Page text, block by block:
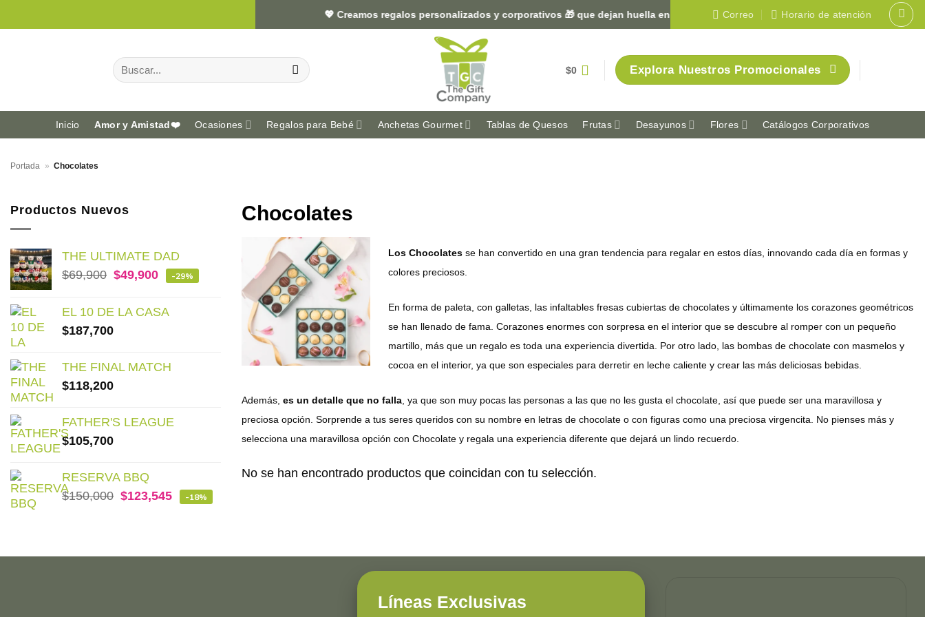
al
💖 Creamos regalos personalizados y corporativos 🎁 que dejan huella en Colombia 🇨🇴Correo Horario de atención
Buscar
por:
$0 Explora Nuestros Promocionales
Inicio Amor y Amistad❤️ Ocasiones Regalos para Bebé Anchetas Gourmet Tablas de Quesos Frutas Desayunos Flores Catálogos Corporativos
Portada » Chocolates
Productos Nuevos
THE ULTIMATE DAD
$69,900 $49,900 -29%
EL 10 DE LA CASA
$187,700
THE FINAL MATCH
$118,200
FATHER'S LEAGUE
$105,700
RESERVA BBQ
$150,000 $123,545 -18%
Chocolates
Los Chocolates se han convertido en una gran tendencia para regalar en estos días, innovando cada día en formas y
colores preciosos.
En forma de paleta, con galletas, las infaltables fresas cubiertas de chocolates y últimamente los corazones geométricos
se han llenado de fama. Corazones enormes con sorpresa en el interior que se descubre al romper con un pequeño
martillo, más que un regalo es toda una experiencia divertida. Por otro lado, las bombas de chocolate con masmelos y
cocoa en el interior, ya que son especiales para derretir en leche caliente y crear las más deliciosas bebidas.
Además, es un detalle que no falla , ya que son muy pocas las personas a las que no les gusta el chocolate, así que puede ser una maravillosa y
preciosa opción. Sorprende a tus seres queridos con su nombre en letras de chocolate o con figuras como una preciosa virgencita. No pienses más y
selecciona una maravillosa opción con Chocolate y regala una experiencia diferente que dejará un lindo recuerdo.
No se han encontrado productos que coincidan con tu selección.
Líneas Exclusivas